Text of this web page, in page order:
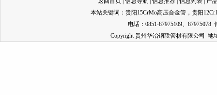
本站关键词： 贵阳15CrMo高压合金管 ， 贵阳
电话：0851-87975109、87975078
Copyright 贵州华冶钢联管材有限公司